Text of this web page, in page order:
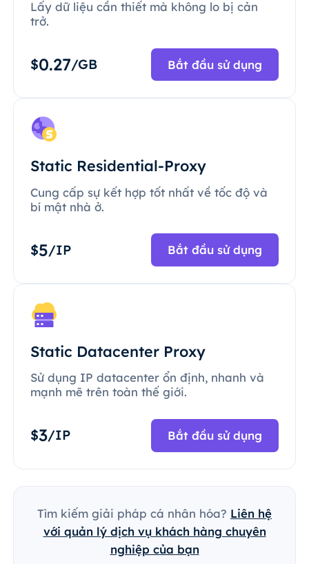
Lấy dữ liệu cần thiết mà không lo bị cản
trở.
$0.27/GB Bắt đầu sử dụng
Static Residential-Proxy
Cung cấp sự kết hợp tốt nhất về tốc độ và
bí mật nhà ở.
$5/IP Bắt đầu sử dụng
Static Datacenter Proxy
Sử dụng IP datacenter ổn định, nhanh và
mạnh mẽ trên toàn thế giới.
$3/IP Bắt đầu sử dụng
Tìm kiếm giải pháp cá nhân hóa? Liên hệ
với quản lý dịch vụ khách hàng chuyên
nghiệp của bạn